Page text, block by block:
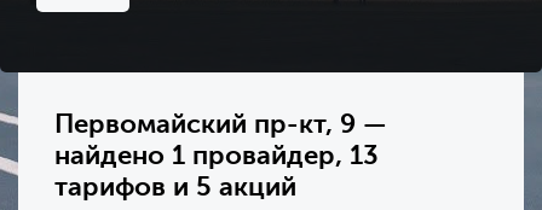
Первомайский пр-кт, 9 —
найдено 1 провайдер, 13
тарифов и 5 акций